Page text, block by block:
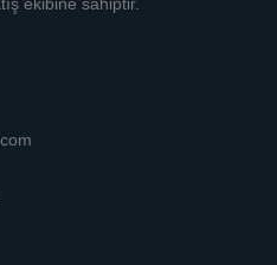
ekibine sahiptir.